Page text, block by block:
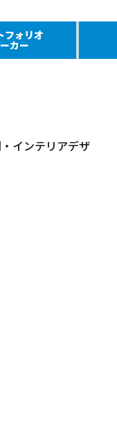
フォリオ
カー
インテリアデザ